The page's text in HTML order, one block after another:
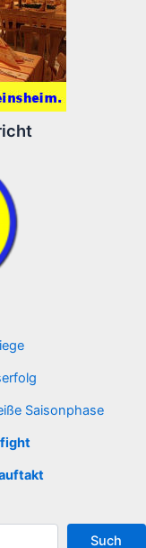
Saisonphase
Such